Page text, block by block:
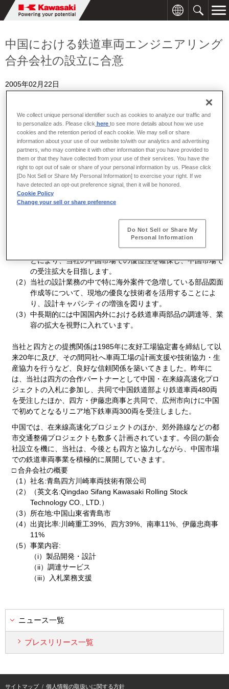
中国における鉄道車両エンジニアリング
合弁会社の設立に合意
2005年02月22日
方）、中国南方機車車両工業集団公司（南車）および伊藤忠商事
（株）と共同で、中国に鉄道車両エンジニアリング会社を設立す
ることに合意しました。
中国では、急速な経済発展に伴い増大する輸送需要に対応し鉄道
輸送能力を強化するため、在来線の運行速度を高速化する方針が
打ち出されるなど、鉄道整備プロジェクトが数多く計画されてい
ます。
今回の新会社の設立は、こうした中国における旺盛な鉄道車両需
要に四方と共同で対応するとともに、当社の設計能力の増強を図
ることを目的としています。当社は、新会社を活用し、次のとお
新会社で中国国内案件の設計エンジニアリング業務を行うこ
とにより、当社の中国市場での優位性を確保し、中国市場で
の受注拡大を目指します。
（2） 当社の設計業務の中で特に海外案件で急増している部品図面
作成等について、現地の優良な技術者を活用することによ
り、設計キャパシティの増強を図ります。
（3） 中長期的には中国国内外における鉄道車両部品の調達等、業
容の拡大を視野に入れています。
当社と四方との提携関係は1985年に友好工場協定書を締結して以
来20年に及び、その間同社へ車両工場の計画支援や技術協力・生
産協力を行うなど、良好な信頼関係を築いてきました。昨年に
は、当社は四方の合作パートナーとして中国・在来線高速化プロ
ジェクトの入札に参加し、共同で中国鉄道部より鉄道車両480両
を受注したほか、四方・伊藤忠商事と共同で、広州市向けに中国
で初めてとなるリニア地下鉄車両300両を受注しました。
中国では、在来線高速化プロジェクトのほか、郊外路線などの都
市交通整備プロジェクトも数多く計画されています。今回の新会
社設立を機に、当社は、今後とも四方と協力しながら、中国市場
での鉄道車両事業を積極的に展開していきます。
□ 合弁会社の概要
（1） 社名:青島四方川崎車両技術有限公司
（2）
（英文名:Qingdao Sifang Kawasaki Rolling Stock
Technology CO., LTD.）
（3） 所在地:中国山東省青島市
（4） 出資比率:川崎重工39%、四方39%、南車11%、伊藤忠商事
11%
（5） 事業内容:
（i）製品開発・設計
（ii）調達サービス
（iii）入札業務支援
ニュース一覧
プレスリリース一覧
サイトマップ 個人情報の取扱いに関する方針
We collect unique personal identifier such as cookies to analyze our traffic and
to personalize ads. Please click hereto see more details about how we use
cookies and the retention period of each cookie. We may sell or share
information about your use of our website to/with our analytics and advertising
partners, who may combine it with other information that you have provided to
them or that they have collected from your use of their services. You have the
right to opt out of sale or share of your personal information by us. Please click
[Do Not Sell or Share My Personal Information] to exercise your right. If we
have detected an opt-out preference signal, then it will be honored.
Cookie Policy
Change your sell or share preference
Do Not Sell or Share My
Personal Information